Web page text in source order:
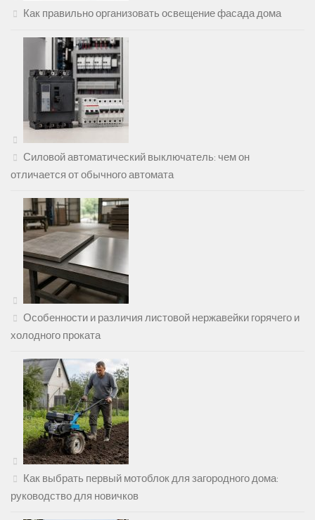
Как правильно организовать освещение фасада дома
Силовой автоматический выключатель: чем он
отличается от обычного автомата
Особенности и различия листовой нержавейки горячего и
холодного проката
Как выбрать первый мотоблок для загородного дома:
руководство для новичков